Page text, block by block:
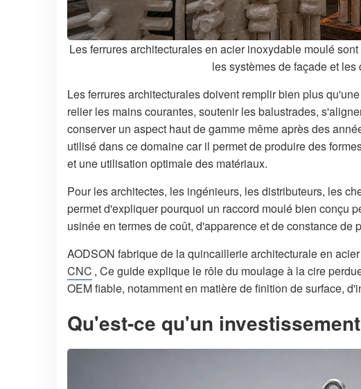
Les ferrures architecturales en acier inoxydable moulé
les systèmes de façade et
Les ferrures architecturales doivent remplir bien plus
relier les mains courantes, soutenir les balustrades,
conserver un aspect haut de gamme même après des
utilisé dans ce domaine car il permet de produire des
et une utilisation optimale des matériaux.
Pour les architectes, les ingénieurs, les distributeurs, les
permet d'expliquer pourquoi un raccord moulé bien conçu
usinée en termes de coût, d'apparence et de constance de
AODSON fabrique de la quincaillerie architecturale en
CNC , Ce guide explique le rôle du moulage à la cire
OEM fiable, notamment en matière de finition de surface,
Qu'est-ce qu'un